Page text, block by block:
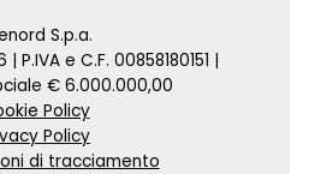
S.p.a.
| P.IVA e C.F. 00858180151 |
€ 6.000.000,00
Policy
Policy
di tracciamento